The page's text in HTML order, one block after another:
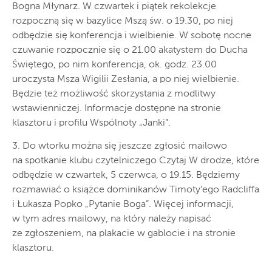
Bogna Młynarz. W czwartek i piątek rekolekcje
rozpoczną się w bazylice Mszą św. o 19.30, po niej
odbędzie się konferencja i wielbienie. W sobotę nocne
czuwanie rozpocznie się o 21.00 akatystem do Ducha
Świętego, po nim konferencja, ok. godz. 23.00
uroczysta Msza Wigilii Zesłania, a po niej wielbienie.
Będzie też możliwość skorzystania z modlitwy
wstawienniczej. Informacje dostępne na stronie
klasztoru i profilu Wspólnoty „Janki”.
3. Do wtorku można się jeszcze zgłosić mailowo
na spotkanie klubu czytelniczego Czytaj W drodze, które
odbędzie w czwartek, 5 czerwca, o 19.15. Będziemy
rozmawiać o książce dominikanów Timoty’ego Radcliffa
i Łukasza Popko „Pytanie Boga”. Więcej informacji,
w tym adres mailowy, na który należy napisać
ze zgłoszeniem, na plakacie w gablocie i na stronie
klasztoru.